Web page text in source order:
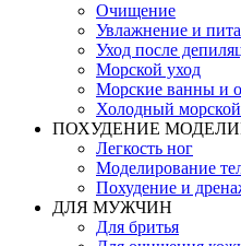
Очищение
Увлажнение и
Уход после
Морской уход
Морские ванны и
Холодный
ПОХУДЕНИЕ
Легкость ног
Моделирование
Похудение и
ДЛЯ МУЖЧИН
Для бритья